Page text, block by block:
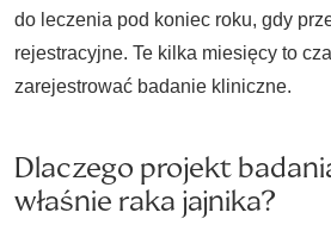
do leczenia pod koniec roku, gdy
rejestracyjne. Te kilka miesięcy to
zarejestrować badanie kliniczne.
Dlaczego projekt
właśnie raka jajnika?